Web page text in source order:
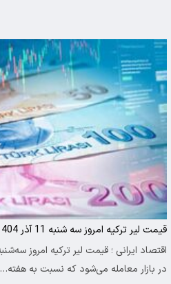
قیمت لیر ترکیه امروز سه شنبه 11 آذر 1404
در بازار معامله می‌شود که نسبت به هفته…